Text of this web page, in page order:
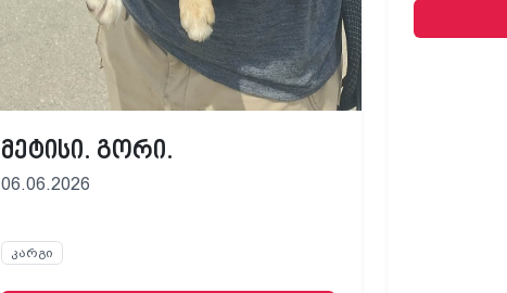
მეტისი. გორი.
06.06.2026
კარგი